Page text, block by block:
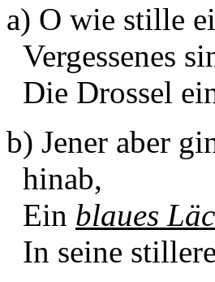
a) O wie stille
Vergessenes
Die Drossel
b) Jener aber
hinab,
Ein blaues
In seine